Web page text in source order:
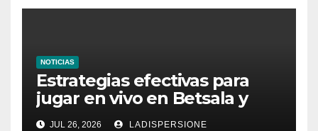
NOTICIAS
Estrategias efectivas para
jugar en vivo en Betsala y
aumentar tus ganancias
JUL 26, 2026 LADISPERSIONE